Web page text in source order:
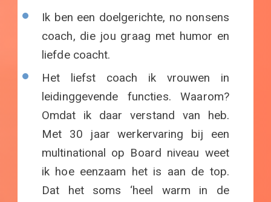
Ik ben een doelgerichte, no nonsens
coach, die jou graag met humor en
liefde coacht.
Het liefst coach ik vrouwen in
leidinggevende functies. Waarom?
Omdat ik daar verstand van heb.
Met 30 jaar werkervaring bij een
multinational op Board niveau weet
ik hoe eenzaam het is aan de top.
Dat het soms ‘heel warm in de